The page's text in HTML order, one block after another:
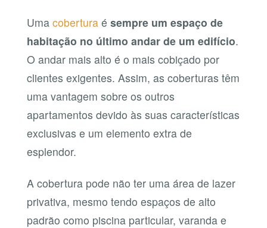
Uma coberturaé sempre um espaço de
habitação no último andar de um edifício.
O andar mais alto é o mais cobiçado por
clientes exigentes. Assim, as coberturas têm
uma vantagem sobre os outros
apartamentos devido às suas características
exclusivas e um elemento extra de
esplendor.
A cobertura pode não ter uma área de lazer
privativa, mesmo tendo espaços de alto
padrão como piscina particular, varanda e